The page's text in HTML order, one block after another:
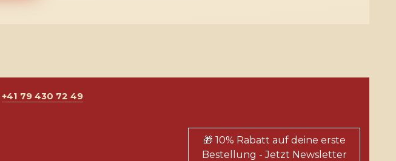
+41 79 430 72 49
🎁 10% Rabatt auf deine erste
Bestellung - Jetzt Newsletter